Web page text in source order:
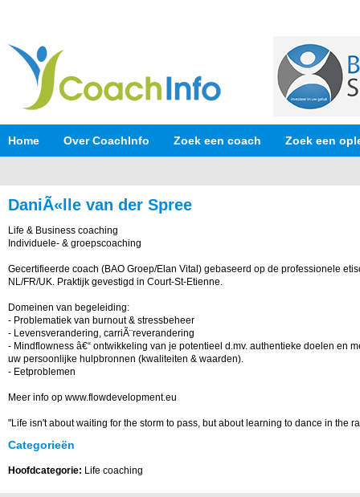
Home Over CoachInfo Zoek een coach Zoek een
DaniÃ«lle van der Spree
Life & Business coaching
Individuele- & groepscoaching
Gecertifieerde coach (BAO Groep/Elan Vital) gebaseerd op de professionele
NL/FR/UK. Praktijk gevestigd in Court-St-Etienne.
Domeinen van begeleiding:
- Problematiek van burnout & stressbeheer
- Levensverandering, carriÃ¨reverandering
- Mindflowness â€“ ontwikkeling van je potentieel d.mv. authentieke doelen en
uw persoonlijke hulpbronnen (kwaliteiten & waarden).
- Eetproblemen
Meer info op www.flowdevelopment.eu
"Life isn't about waiting for the storm to pass, but about learning to dance in the
Categorieën
Hoofdcategorie: Life coaching